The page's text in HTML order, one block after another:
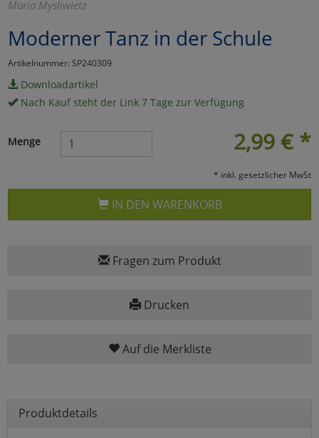
Maria Mysliwietz
Moderner Tanz in der Schule
Artikelnummer: SP240309
Downloadartikel
Nach Kauf steht der Link 7 Tage zur Verfügung
2,99 € *
Menge
* inkl. gesetzlicher MwSt
IN DEN WARENKORB
Fragen zum Produkt
Drucken
Auf die Merkliste
Produktdetails
Umfragetools
zu Haupptseite